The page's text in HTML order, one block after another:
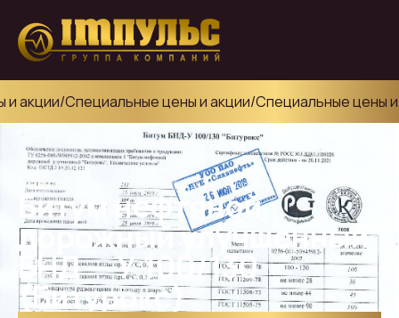
акции/Специальные цены и акции/Специальные цены и
Главная Продажа нефтепродуктов/Битум нефтяной
Битум нефтяной
дорожный улучшенный
БНД — У 100/130
(Битурокс)